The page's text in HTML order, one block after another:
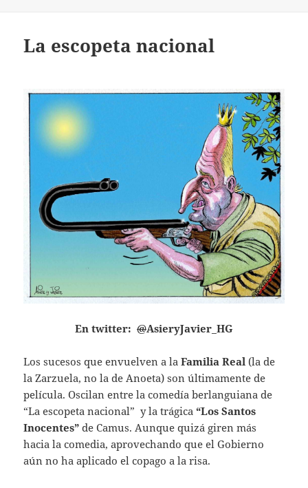
La escopeta nacional
En twitter: @AsieryJavier_HG
Los sucesos que envuelven a laFamilia Real (la de
la Zarzuela, no la de Anoeta) son últimamente de
película. Oscilan entre la comedía berlanguiana de
“La escopeta nacional” y la trágica“Los Santos
Inocentes”de Camus. Aunque quizá giren más
hacia la comedia, aprovechando que el Gobierno
aún no ha aplicado el copago a la risa.